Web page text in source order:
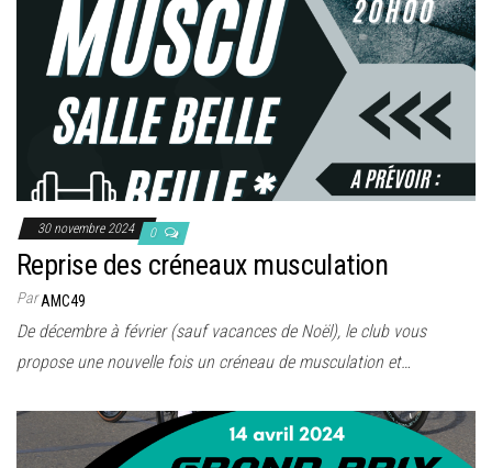
30 novembre 2024 0
Reprise des créneaux musculation
ParAMC49
De décembre à février (sauf vacances de Noël), le club vous
propose une nouvelle fois un créneau de musculation et…